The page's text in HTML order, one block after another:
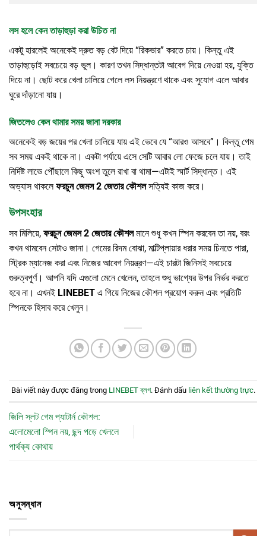
লস হলে কেন তাড়াহুড়া করা উচিত না
একটু হারলেই অনেকেই দ্রুত বড় বেট দিয়ে “রিকভার” করতে চায়। কিন্তু এই
তাড়াহুড়োই সবচেয়ে বড় ভুল। কারণ তখন সিদ্ধান্তটা আবেগ দিয়ে নেওয়া হয়, যুক্তি
দিয়ে না। ছোট করে খেলা চালিয়ে গেলে লস নিয়ন্ত্রণে থাকে এবং সুযোগ এলে আবার
ঘুরে দাঁড়ানো যায়।
জিতলেও কেন থামার সময় জানা দরকার
অনেকেই বড় জয়ের পর খেলা চালিয়ে যায় এই ভেবে যে “আরও আসবে”। কিন্তু গেম
সব সময় একই থাকে না। একটা পর্যায়ে এসে সেটি আবার লো ফেজে চলে যায়। তাই
নির্দিষ্ট লাভে পৌঁছালে কিছু অংশ তুলে রাখা বা থামা—এটাই স্মার্ট সিদ্ধান্ত। এই
অভ্যাস থাকলেফরচুন জেমস 2 জেতার কৌশলসত্যিই কাজ করে।
উপসংহার
সব মিলিয়ে, ফরচুন জেমস 2 জেতার কৌশলমানে শুধু কখন স্পিন করবেন তা নয়, বরং
কখন থামবেন সেটাও জানা। গেমের রিদম বোঝা, মাল্টিপ্লায়ার ধরার সময় চিনতে পারা,
স্ট্রিক ম্যানেজ করা এবং নিজের আবেগ নিয়ন্ত্রণ—এই চারটা জিনিসই সবচেয়ে
গুরুত্বপূর্ণ। আপনি যদি এগুলো মেনে খেলেন, তাহলে শুধু ভাগ্যের উপর নির্ভর করতে
হবে না। এখনই LINEBET এ গিয়ে নিজের কৌশল প্রয়োগ করুন এবং প্রতিটি
স্পিনকে হিসাব করে খেলুন।
Bài viết này được đăng trong LINEBET ব্লগ. Đánh dấu liên kết thường trực.
জিলি স্লট গেম প্যাটার্ন কৌশল:
এলোমেলো স্পিন নয়, ছন্দ পড়ে খেললে
পার্থক্য কোথায়
অনুসন্ধান